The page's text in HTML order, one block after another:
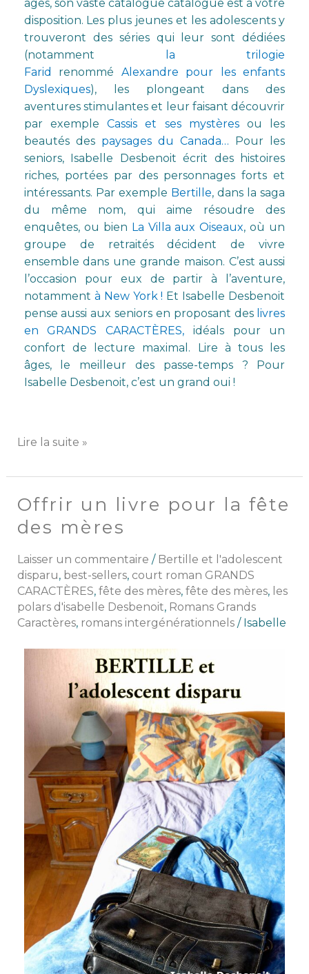
âges, son vaste catalogue catalogue est à votre
disposition. Les plus jeunes et les adolescents y
trouveront des séries qui leur sont dédiées
(notamment
la trilogie
Farid
renommé Alexandre pour les enfants
Dyslexiques), les plongeant dans des
aventures stimulantes et leur faisant découvrir
par exempleCassis et ses mystèresou les
beautés des paysages du Canada… Pour les
seniors, Isabelle Desbenoit écrit des histoires
riches, portées par des personnages forts et
intéressants. Par exemple Bertille, dans la saga
du même nom, qui aime résoudre des
enquêtes, ou bien La Villa aux Oiseaux, où un
groupe de retraités décident de vivre
ensemble dans une grande maison. C’est aussi
l’occasion pour eux de partir à l’aventure,
notamment à New York ! Et Isabelle Desbenoit
pense aussi aux seniors en proposant deslivres
en GRANDS CARACTÈRES, idéals pour un
confort de lecture maximal.
Lire à tous les
âges, le meilleur des passe-temps ? Pour
Isabelle Desbenoit, c’est un grand oui !
Lire la suite »
Offrir un livre pour la fête
des mères
Laisser un commentaire / Bertille et l'adolescent
disparu, best-sellers, court roman GRANDS
CARACTÈRES, fête des mères, fête des mères, les
polars d'isabelle Desbenoit, Romans Grands
Caractères, romans intergénérationnels/ Isabelle
Offrir
un
livre
pour
la
fête
des
mères